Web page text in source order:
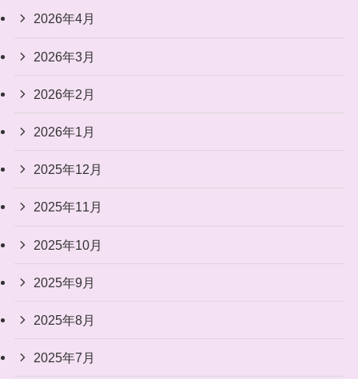
2026年4月
2026年3月
2026年2月
2026年1月
2025年12月
2025年11月
2025年10月
2025年9月
2025年8月
2025年7月